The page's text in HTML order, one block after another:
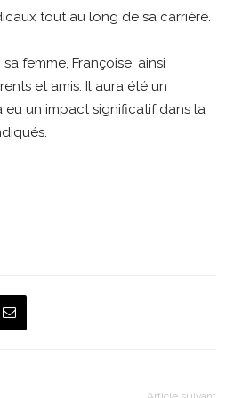
tout au long de sa carrière.
femme, Françoise, ainsi
et amis. Il aura été un
un impact significatif dans la